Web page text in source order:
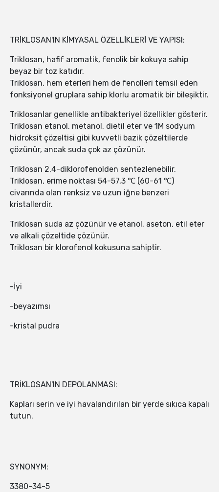
TRİKLOSAN'IN KİMYASAL ÖZELLİKLERİ VE YAPISI:
Triklosan, hafif aromatik, fenolik bir kokuya sahip
beyaz bir toz katıdır.
Triklosan, hem eterleri hem de fenolleri temsil eden
fonksiyonel gruplara sahip klorlu aromatik bir bileşiktir.
Triklosanlar genellikle antibakteriyel özellikler gösterir.
Triklosan etanol, metanol, dietil eter ve 1M sodyum
hidroksit çözeltisi gibi kuvvetli bazik çözeltilerde
çözünür, ancak suda çok az çözünür.
Triklosan 2,4-diklorofenolden sentezlenebilir.
Triklosan, erime noktası 54-57,3 ℃ (60-61 ℃)
civarında olan renksiz ve uzun iğne benzeri
kristallerdir.
Triklosan suda az çözünür ve etanol, aseton, etil eter
ve alkali çözeltide çözünür.
Triklosan bir klorofenol kokusuna sahiptir.
-İyi
-beyazımsı
-kristal pudra
TRİKLOSAN'IN DEPOLANMASI:
Kapları serin ve iyi havalandırılan bir yerde sıkıca kapalı
tutun.
SYNONYM:
3380-34-5